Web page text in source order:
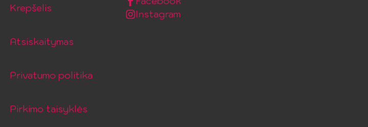
Krepšelis
Atsiskaitymas
Privatumo politika
Pirkimo taisyklės
Instagram